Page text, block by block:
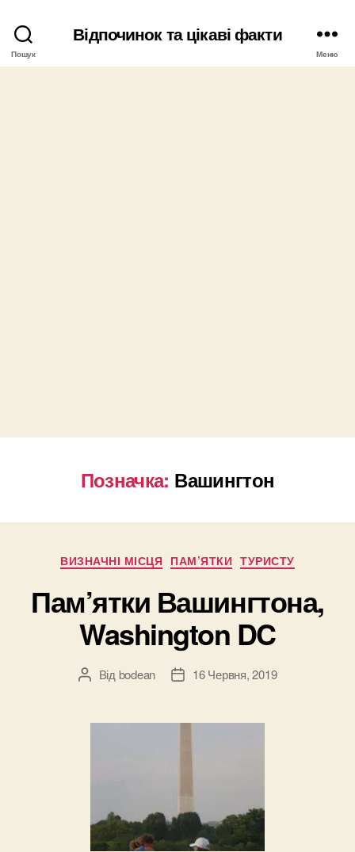
Пошук
Відпочинок та цікаві факти
Меню
Позначка: Вашингтон
Категорії
ВИЗНАЧНІ МІСЦЯ ПАМ’ЯТКИ ТУРИСТУ
Пам’ятки Вашингтона,
Washington DC
Автор
Від bodean
Дата16 Червня, 2019